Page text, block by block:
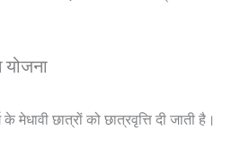
योजना
छात्रों को छात्रवृत्ति दी जाती है।